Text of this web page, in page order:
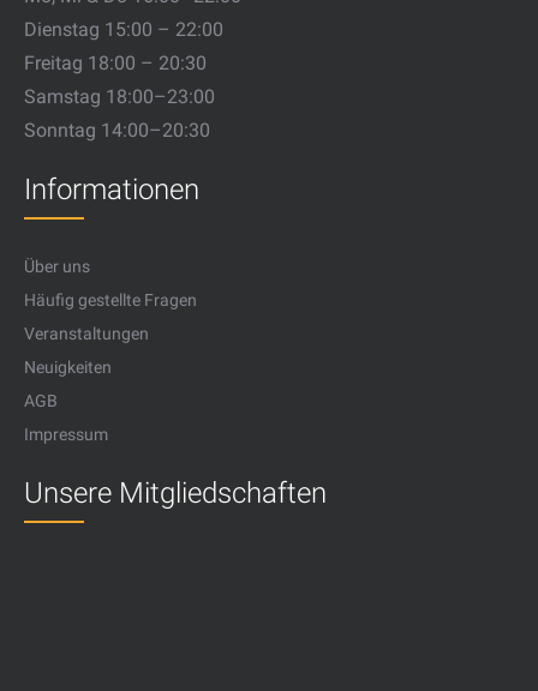
Dienstag 15:00 – 22:00
Freitag 18:00 – 20:30
Samstag 18:00–23:00
Sonntag 14:00–20:30
Informationen
Über uns
Häufig gestellte Fragen
Veranstaltungen
Neuigkeiten
AGB
Impressum
Unsere Mitgliedschaften